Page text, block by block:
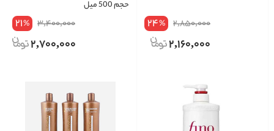
2,850,000
24%
2,160,000
حجم 500 میل
3,400,000
21%
2,700,000